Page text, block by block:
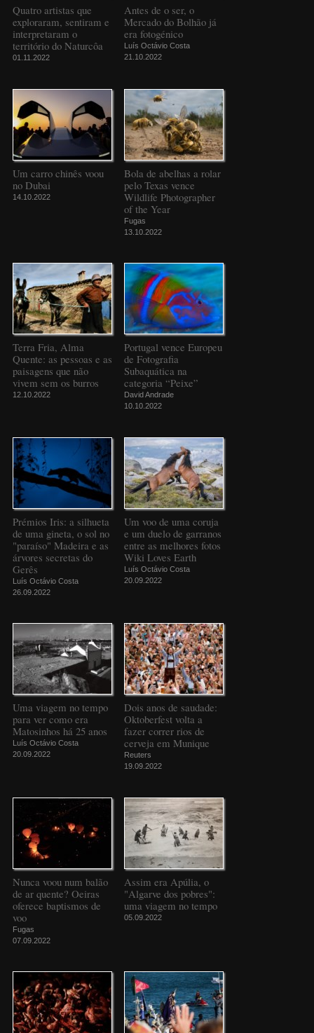
Quatro artistas que
exploraram, sentiram e
interpretaram o
território do Naturcôa
01.11.2022
Antes de o ser, o
Mercado do Bolhão já
era fotogénico
Luís Octávio Costa
21.10.2022
Um carro chinês voou
no Dubai
14.10.2022
Bola de abelhas a rolar
pelo Texas vence
Wildlife Photographer
of the Year
Fugas
13.10.2022
Terra Fria, Alma
Quente: as pessoas e as
paisagens que não
vivem sem os burros
12.10.2022
Portugal vence Europeu
de Fotografia
Subaquática na
categoria “Peixe”
David Andrade
10.10.2022
Prémios Iris: a silhueta
de uma gineta, o sol no
"paraíso" Madeira e as
árvores secretas do
Gerês
Luís Octávio Costa
26.09.2022
Um voo de uma coruja
e um duelo de garranos
entre as melhores fotos
Wiki Loves Earth
Luís Octávio Costa
20.09.2022
Uma viagem no tempo
para ver como era
Matosinhos há 25 anos
Luís Octávio Costa
20.09.2022
Dois anos de saudade:
Oktoberfest volta a
fazer correr rios de
cerveja em Munique
Reuters
19.09.2022
Nunca voou num balão
de ar quente? Oeiras
oferece baptismos de
voo
Fugas
07.09.2022
Assim era Apúlia, o
"Algarve dos pobres":
uma viagem no tempo
05.09.2022